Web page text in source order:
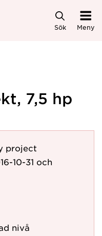
Sök Meny
7,5 hp
project
10-31 och
nivå